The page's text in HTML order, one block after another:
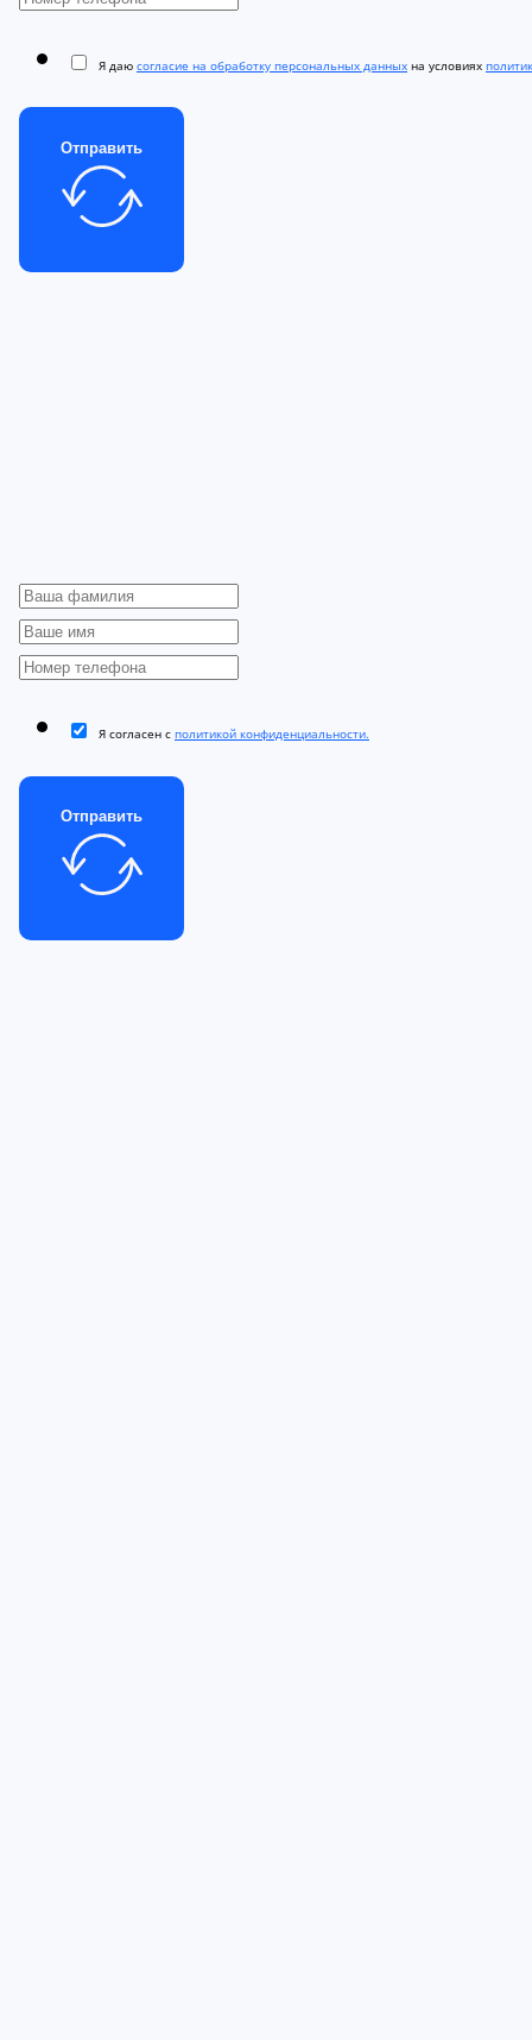
Я даю согласие на обработку персональных данных на условиях
Отправить
Я согласен с политикой конфиденциальности.
Отправить